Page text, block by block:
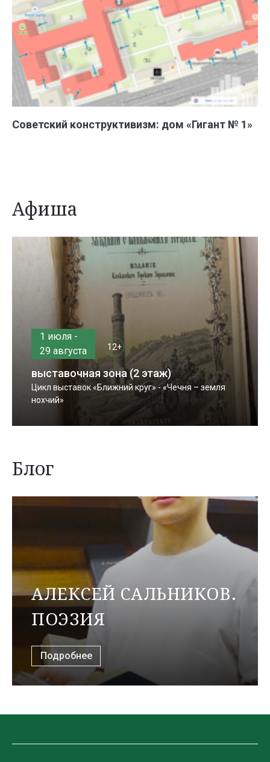
Советский конструктивизм: дом «Гигант № 1»
Афиша
1 июля -
29 августа
12+
выставочная зона (2 этаж)
Цикл выставок «Ближний круг» - «Чечня – земля
нохчий»
Блог
АЛЕКСЕЙ САЛЬНИКОВ.
ПОЭЗИЯ
Подробнее